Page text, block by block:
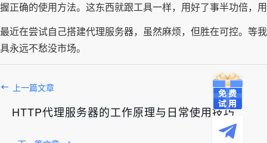
握正确的使用方法。这东西就跟工具一样，用好了事半功倍，
最近在尝试自己搭建代理服务器，虽然麻烦，但胜在可控。等
具永远不愁没市场。
上一篇文章
HTTP代理服务器的工作原理与日常使用技巧